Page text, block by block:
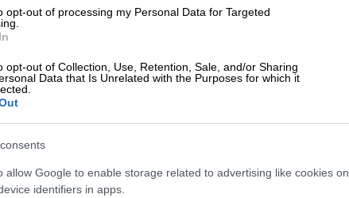
opt-out of processing my Personal Data for Targeted
opt-out of Collection, Use, Retention, Sale, and/or Sharing
Data that Is Unrelated with the Purposes for which it
allow Google to enable storage related to advertising like cookies on
identifiers in apps.
στο Facebook